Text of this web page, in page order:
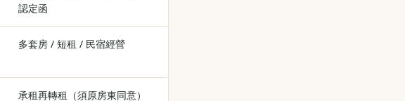
認定函
多套房 / 短租 / 民宿經營
承租再轉租（須原房東同意）